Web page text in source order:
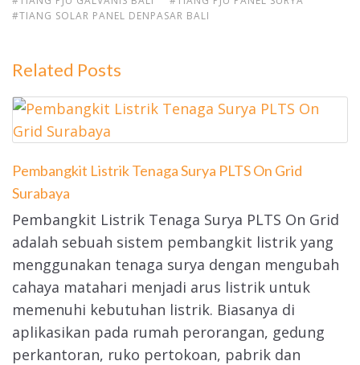
#TIANG SOLAR PANEL DENPASAR BALI
Related Posts
Pembangkit Listrik Tenaga Surya PLTS On Grid
Surabaya
Pembangkit Listrik Tenaga Surya PLTS On Grid
adalah sebuah sistem pembangkit listrik yang
menggunakan tenaga surya dengan mengubah
cahaya matahari menjadi arus listrik untuk
memenuhi kebutuhan listrik. Biasanya di
aplikasikan pada rumah perorangan, gedung
perkantoran, ruko pertokoan, pabrik dan